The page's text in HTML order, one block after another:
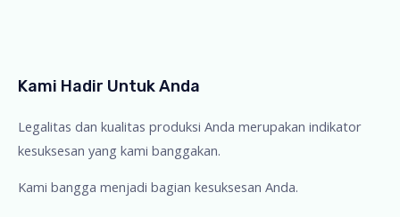
Kami Hadir Untuk Anda
Legalitas dan kualitas produksi Anda merupakan indikator
kesuksesan yang kami banggakan.
Kami bangga menjadi bagian kesuksesan Anda.